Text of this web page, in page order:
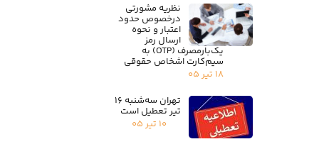
نظریه مشورتی
درخصوص حدود
اعتبار و نحوه
ارسال رمز
یک‌بارمصرف (OTP) به
سیم‌کارت اشخاص حقوقی
۱۸ تیر ۰۵
تهران سه‌شنبه ۱۶
تیر تعطیل است
۱۰ تیر ۰۵